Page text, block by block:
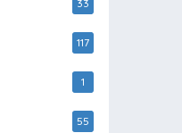
33
117
1
55